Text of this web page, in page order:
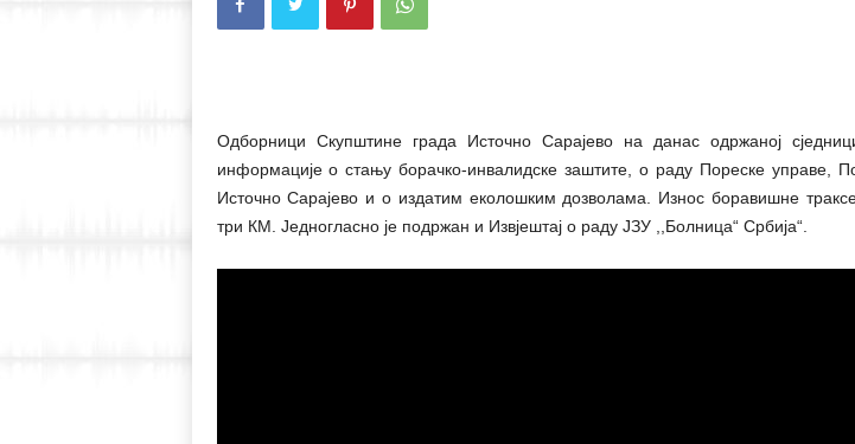
Одборници Скупштине града Источно Сарајево на данас одржаној
информације о стању борачко-инвалидске заштите, о раду Пореске управе,
Источно Сарајево и о издатим еколошким дозволама. Износ боравишне
три КМ. Једногласно је подржан и Извјештај о раду ЈЗУ ,,Болница“ Србија“.